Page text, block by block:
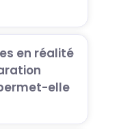
en réalité
elle